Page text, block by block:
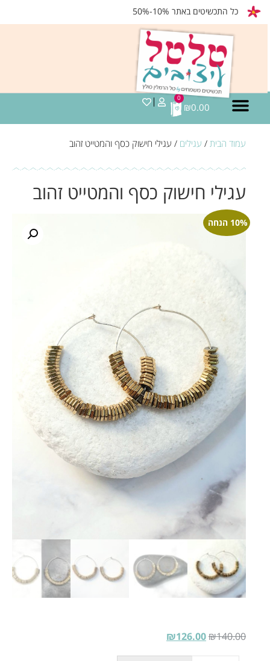
כל התכשיטים באתר 10%-50%
₪0.00
0
עמוד הבית/ עגילים/ עגילי חישוק כסף והמטייט זהוב
עגילי חישוק כסף והמטייט זהוב
10% הנחה
₪140.00
₪126.00